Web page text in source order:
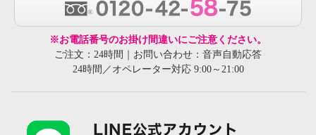
※お電話番号のお掛け間違いにご注意ください。
ご注文：24時間｜お問い合わせ：音声自動応答
24時間／オペレーター対応 9:00～21:00